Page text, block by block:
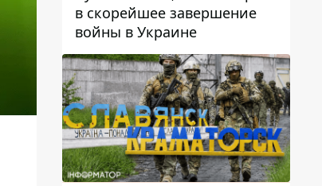
в скорейшее завершение
войны в Украине